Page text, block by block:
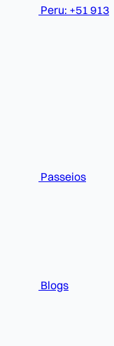
Peru: +51 913
Passeios
Blogs